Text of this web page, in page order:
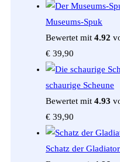
Museums-Spuk
Bewertet mit 4.92
€ 39,90
schaurige Scheune
Bewertet mit 4.93
€ 39,90
Schatz der